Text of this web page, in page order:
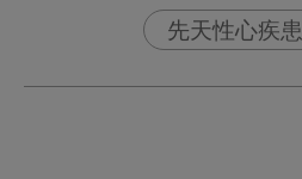
先天性心疾患